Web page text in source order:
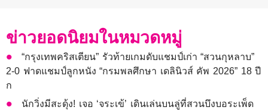
ข่าวยอดนิยมในหมวดหมู่
“กรุงเทพคริสเตียน” รัวท้ายเกมดับแชมป์เก่า “สวนกุหลาบ”
2-0 ฟาดแชมป์ลูกหนัง “กรมพลศึกษา เดลินิวส์ คัพ 2026” 18 ปี
ก
นักวิ่งมีสะดุ้ง! เจอ ‘จระเข้’ เดินเล่นบนลู่ที่สวนบึงบอระเพ็ด